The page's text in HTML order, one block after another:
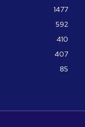
1477
592
410
407
85